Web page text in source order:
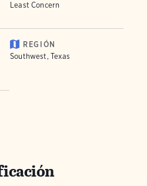
Least Concern
REGIÓN
Southwest, Texas